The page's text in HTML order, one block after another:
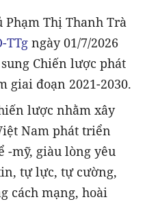
Phạm Thị Thanh Trà
TTg ngày 01/7/2026
Chiến lược phát
giai đoạn 2021-2030.
lược nhằm xây
Nam phát triển
-mỹ, giàu lòng yêu
tự lực, tự cường,
cách mạng, hoài